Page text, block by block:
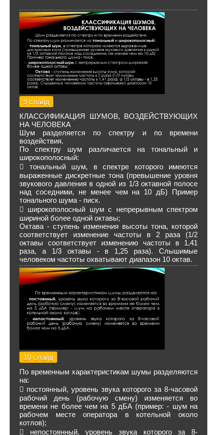
9 слайд
КЛАССИФИКАЦИЯ ШУМОВ, ВОЗДЕЙСТВУЮЩИХ
НА ЧЕЛОВЕКА
Шум разделяется по спектру и по времени
воздействия.
По спектру шум различается на тональный и
широкополосный:
 тональный шум, в спектре которого имеются
выраженные дискретные тона (превышение уровня
звукового давления в одной из 1/3 октавной полосе
над соседними, не менее чем на 10 дБ) Пример
тонального шума - писк.
 широкополосный шум с непрерывным спектром
шириной более одной октавы;
Октава - ступень изменения высоты тона, которой
соответствует изменение частоты в 2 раза (1/2
октавы соответствует изменению частоты в 1,41
раза, а 1/3 октавы - в 1,25 раза). Слышимые
человеком частоты охватывают диапазон 10 октав.
10 слайд
По временным характеристикам шумы разделяются
на:
 постоянный, уровень звука которого за 8-часовой
рабочий день (рабочую смену) изменяется во
времени не более чем на 5 дБА (пример: - шум на
рабочем месте оператора в котельной около
котлов);
 непостоянный, уровень звука которого за 8-